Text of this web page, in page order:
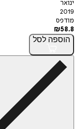
ינואר
2019
מודפס
₪58.8
הוספה לסל